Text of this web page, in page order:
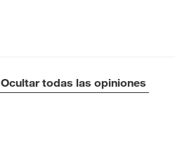
Ocultar todas las opiniones